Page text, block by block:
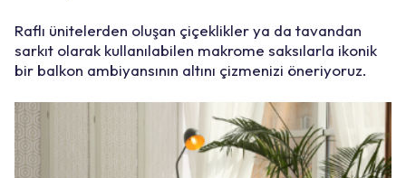
Raflı ünitelerden oluşan çiçeklikler ya da tavandan
sarkıt olarak kullanılabilen makrome saksılarla ikonik
bir balkon ambiyansının altını çizmenizi öneriyoruz.